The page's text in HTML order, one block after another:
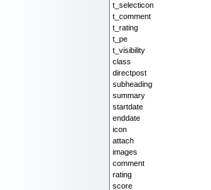
t_selecticon
t_comment
t_rating
t_pe
t_visibility
class
directpost
subheading
summary
startdate
enddate
icon
attach
images
comment
rating
score